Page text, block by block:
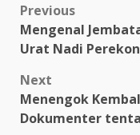
Post
navigation
Previous
Mengenal
Urat Nadi
Next
Menengok
Dokumenter